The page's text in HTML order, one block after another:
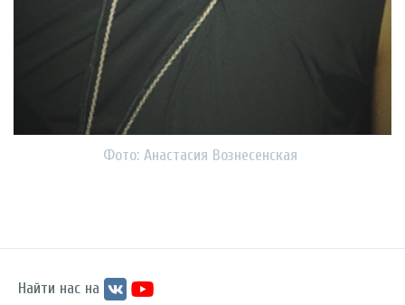
Фото: Анастасия Вознесенская
Найти нас на